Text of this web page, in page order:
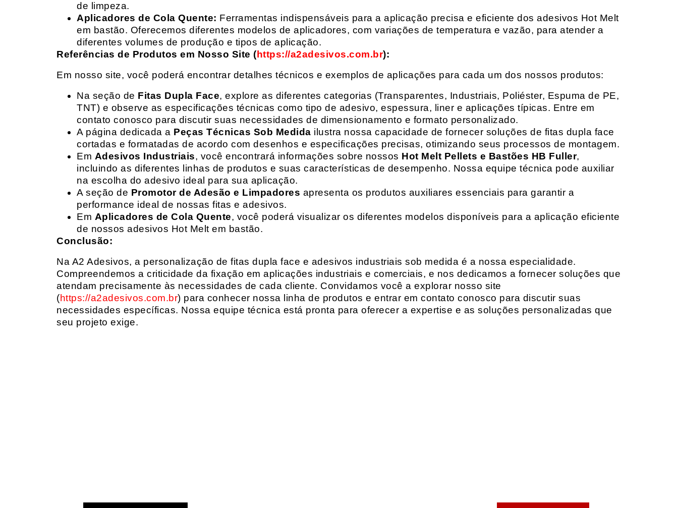
de limpeza.
Aplicadores de Cola Quente: Ferramentas indispensáveis para a aplicação precisa e eficiente dos adesivos Hot Melt
em bastão. Oferecemos diferentes modelos de aplicadores, com variações de temperatura e vazão, para atender a
diferentes volumes de produção e tipos de aplicação.
Referências de Produtos em Nosso Site (https://a2adesivos.com.br):
Em nosso site, você poderá encontrar detalhes técnicos e exemplos de aplicações para cada um dos nossos produtos:
Na seção de Fitas Dupla Face, explore as diferentes categorias (Transparentes, Industriais, Poliéster, Espuma de PE,
TNT) e observe as especificações técnicas como tipo de adesivo, espessura, liner e aplicações típicas. Entre em
contato conosco para discutir suas necessidades de dimensionamento e formato personalizado.
A página dedicada a Peças Técnicas Sob Medida ilustra nossa capacidade de fornecer soluções de fitas dupla face
cortadas e formatadas de acordo com desenhos e especificações precisas, otimizando seus processos de montagem.
Em Adesivos Industriais, você encontrará informações sobre nossos Hot Melt Pellets e Bastões HB Fuller,
incluindo as diferentes linhas de produtos e suas características de desempenho. Nossa equipe técnica pode auxiliar
na escolha do adesivo ideal para sua aplicação.
A seção de Promotor de Adesão e Limpadores apresenta os produtos auxiliares essenciais para garantir a
performance ideal de nossas fitas e adesivos.
Em Aplicadores de Cola Quente, você poderá visualizar os diferentes modelos disponíveis para a aplicação eficiente
de nossos adesivos Hot Melt em bastão.
Conclusão:
Na A2 Adesivos, a personalização de fitas dupla face e adesivos industriais sob medida é a nossa especialidade.
Compreendemos a criticidade da fixação em aplicações industriais e comerciais, e nos dedicamos a fornecer soluções que
atendam precisamente às necessidades de cada cliente. Convidamos você a explorar nosso site
(https://a2adesivos.com.br) para conhecer nossa linha de produtos e entrar em contato conosco para discutir suas
necessidades específicas. Nossa equipe técnica está pronta para oferecer a expertise e as soluções personalizadas que
seu projeto exige.